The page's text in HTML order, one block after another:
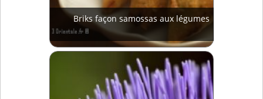
Briks façon samossas aux légumes